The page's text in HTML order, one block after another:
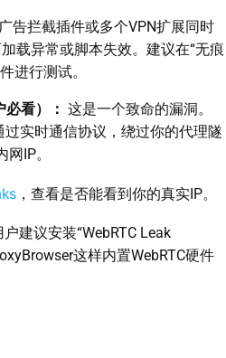
告拦截插件或多个VPN扩展同时
载异常或脚本失效。建议在“无痕
进行测试。
看）： 这是一个致命的漏洞。
过实时通信协议，绕过你的代理隧
IP。
，查看是否能看到你的真实IP。
建议安装“WebRTC Leak
这样内置WebRTC硬件